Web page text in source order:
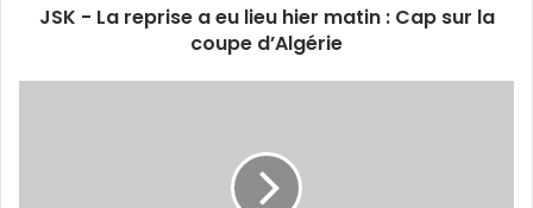
JSK - La reprise a eu lieu hier matin : Cap sur la
coupe d’Algérie